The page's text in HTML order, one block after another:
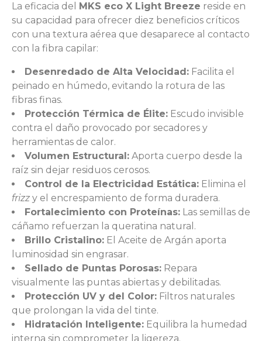
La eficacia del MKS eco X Light Breeze reside en
su capacidad para ofrecer diez beneficios críticos
con una textura aérea que desaparece al contacto
con la fibra capilar:
Desenredado de Alta Velocidad: Facilita el
peinado en húmedo, evitando la rotura de las
fibras finas.
Protección Térmica de Élite: Escudo invisible
contra el daño provocado por secadores y
herramientas de calor.
Volumen Estructural: Aporta cuerpo desde la
raíz sin dejar residuos cerosos.
Control de la Electricidad Estática: Elimina el
frizz y el encrespamiento de forma duradera.
Fortalecimiento con Proteínas: Las semillas de
cáñamo refuerzan la queratina natural.
Brillo Cristalino: El Aceite de Argán aporta
luminosidad sin engrasar.
Sellado de Puntas Porosas: Repara
visualmente las puntas abiertas y debilitadas.
Protección UV y del Color: Filtros naturales
que prolongan la vida del tinte.
Hidratación Inteligente: Equilibra la humedad
interna sin comprometer la ligereza.